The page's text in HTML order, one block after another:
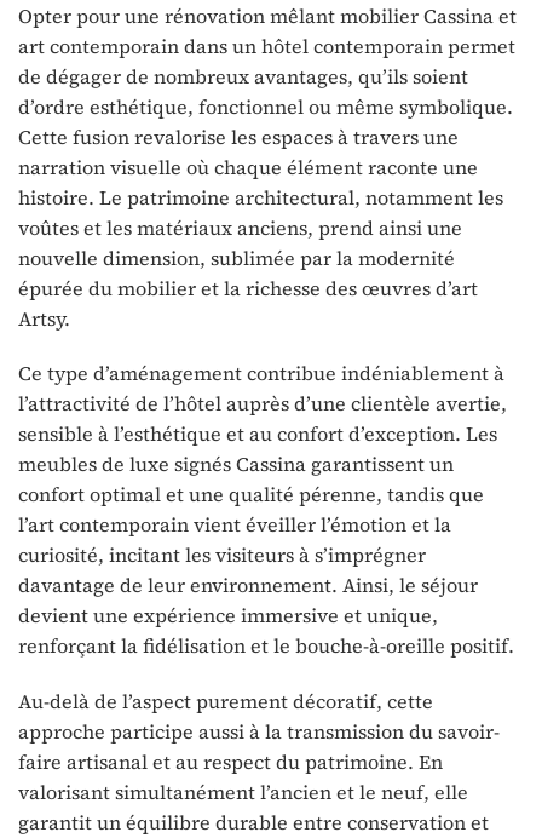
Opter pour une rénovation mêlant mobilier Cassina et
art contemporain dans un hôtel contemporain permet
de dégager de nombreux avantages, qu’ils soient
d’ordre esthétique, fonctionnel ou même symbolique.
Cette fusion revalorise les espaces à travers une
narration visuelle où chaque élément raconte une
histoire. Le patrimoine architectural, notamment les
voûtes et les matériaux anciens, prend ainsi une
nouvelle dimension, sublimée par la modernité
épurée du mobilier et la richesse des œuvres d’art
Artsy.
Ce type d’aménagement contribue indéniablement à
l’attractivité de l’hôtel auprès d’une clientèle avertie,
sensible à l’esthétique et au confort d’exception. Les
meubles de luxe signés Cassina garantissent un
confort optimal et une qualité pérenne, tandis que
l’art contemporain vient éveiller l’émotion et la
curiosité, incitant les visiteurs à s’imprégner
davantage de leur environnement. Ainsi, le séjour
devient une expérience immersive et unique,
renforçant la fidélisation et le bouche-à-oreille positif.
Au-delà de l’aspect purement décoratif, cette
approche participe aussi à la transmission du savoir-
faire artisanal et au respect du patrimoine. En
valorisant simultanément l’ancien et le neuf, elle
garantit un équilibre durable entre conservation et